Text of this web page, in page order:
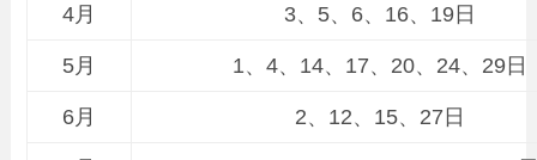
4月 3、5、6、16、19日
5月 1、4、14、17、20、24、29日
6月 2、12、15、27日